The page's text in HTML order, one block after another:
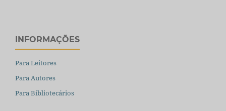
INFORMAÇÕES
Para Leitores
Para Autores
Para Bibliotecários